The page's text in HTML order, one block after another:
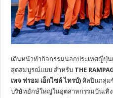
เดินหน้าทำกิจกรรมนอกประเทศญี่ปุ่
สุดสมบูรณ์แบบ สำหรับ THE
เพจ ฟรอม เอ็กไซล์ ไทรบ์) ศิลปินกลุ่ม
บริษัทยักษ์ใหญ่ในอุตสาหกรรมบันเทิง